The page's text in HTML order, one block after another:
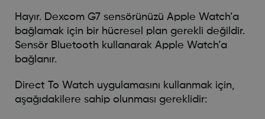
Hayır. Dexcom G7 sensörünüzü Apple Watch’a
bağlamak için bir hücresel plan gerekli değildir.
Sensör Bluetooth kullanarak Apple Watch’a
bağlanır.
Direct To Watch uygulamasını kullanmak için,
aşağıdakilere sahip olunması gereklidir: